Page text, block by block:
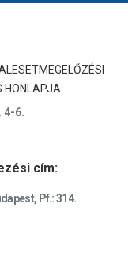
HONLAPJA
4-6.
cím:
Pf.: 314.